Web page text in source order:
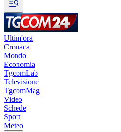
Ultim'ora
Cronaca
Mondo
Economia
TgcomLab
Televisione
TgcomMag
Video
Schede
Sport
Meteo